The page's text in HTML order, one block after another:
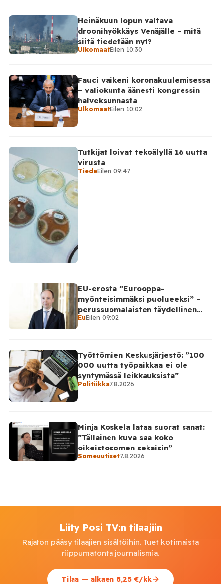
Heinäkuun lopun valtava
droonihyökkäys Venäjälle – mitä
siitä tiedetään nyt?
UlkomaatEilen 10:30
Fauci vaikeni koronakuulemisessa
– valiokunta äänesti kongressin
halveksunnasta
UlkomaatEilen 10:02
Tutkijat loivat tekoälyllä 16 uutta
virusta
TiedeEilen 09:47
EU-erosta ”Eurooppa-
myönteisimmäksi puolueeksi” –
perussuomalaisten täydellinen
takinkääntö
EuEilen 09:02
Työttömien Keskusjärjestö: ”100
000 uutta työpaikkaa ei ole
syntymässä leikkauksista”
Politiikka7.8.2026
Minja Koskela lataa suorat sanat:
”Tällainen kuva saa koko
oikeistosomen sekaisin”
Someuutiset7.8.2026
Liity Posi TV:n tilaajiin
Rajaton pääsy tilaajien sisältöihin. Tuet kotimaista
riippumatonta journalismia.
Tilaa — alkaen 8,25 €/kk